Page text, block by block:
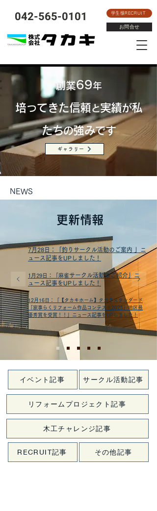
​042-565-0101 学生様RECRUIT
お問合せ
創業69年
培ってきた信頼と実績が私
たちの強みです
ギャラリー
​NEWS
​更新情報
7月28日：「釣りサークル活動のご案内 」ニ
ュース記事をUPしました！
1月29日：「麻雀サークル活動のご紹介」ニ
ュース記事をUPしました！
12月16日：「【タカキホーム】タカラスタンダード
「家事らくリフォーム作品コンテスト2025」地区最
優秀賞を受賞！！」ニュース記事をUPしました！
イベント記事 サークル活動記事
リフォームプロジェクト記事
木工チャレンジ記事
RECRUIT記事 その他記事